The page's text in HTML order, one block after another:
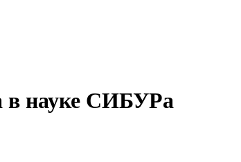
в науке СИБУРа